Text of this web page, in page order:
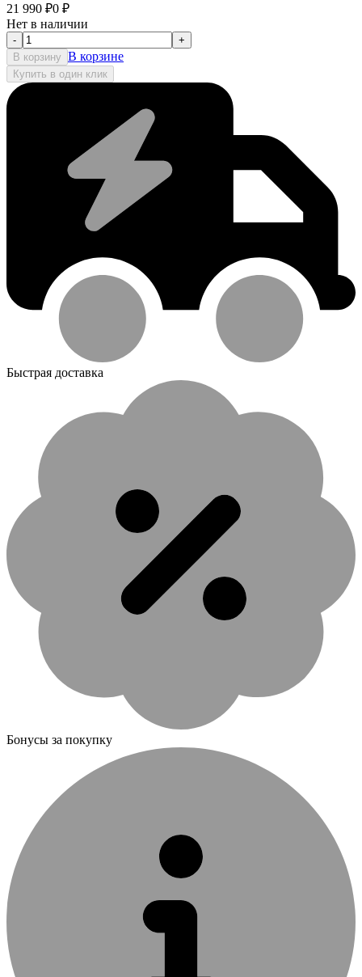
21 990 ₽0 ₽
Нет в наличии
-
+
В корзину В корзине
Купить в один клик
Быстрая доставка
Бонусы за покупку